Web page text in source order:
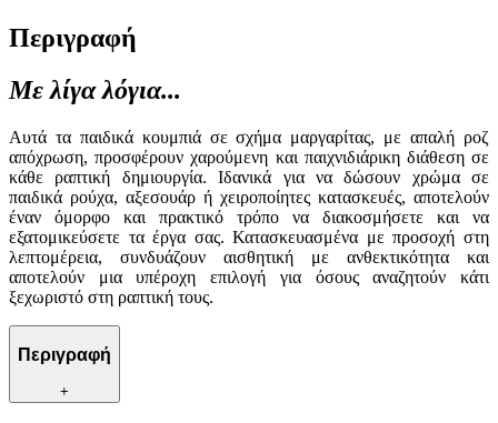
Περιγραφή
Με λίγα λόγια...
Αυτά τα παιδικά κουμπιά σε σχήμα μαργαρίτας, με απαλή ροζ
απόχρωση, προσφέρουν χαρούμενη και παιχνιδιάρικη διάθεση σε
κάθε ραπτική δημιουργία. Ιδανικά για να δώσουν χρώμα σε
παιδικά ρούχα, αξεσουάρ ή χειροποίητες κατασκευές, αποτελούν
έναν όμορφο και πρακτικό τρόπο να διακοσμήσετε και να
εξατομικεύσετε τα έργα σας. Κατασκευασμένα με προσοχή στη
λεπτομέρεια, συνδυάζουν αισθητική με ανθεκτικότητα και
αποτελούν μια υπέροχη επιλογή για όσους αναζητούν κάτι
ξεχωριστό στη ραπτική τους.
Περιγραφή
+